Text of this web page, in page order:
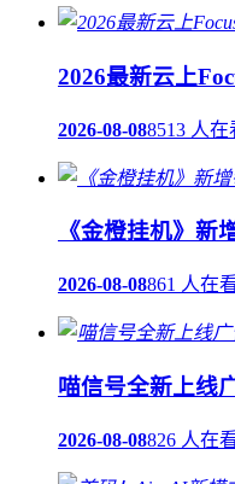
2026最新云上
2026-08-088513 人在
《金橙挂机》新
2026-08-08861 人在
喵信号全新上线
2026-08-08826 人在